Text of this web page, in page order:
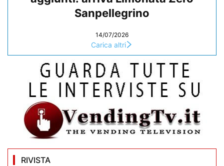
Sanpellegrino
14/07/2026
Carica altri
RIVISTA